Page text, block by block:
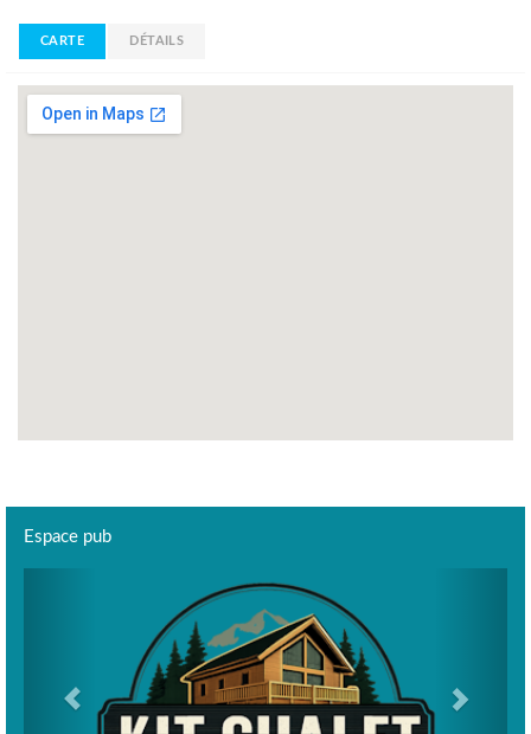
CARTE DÉTAILS
Espace pub